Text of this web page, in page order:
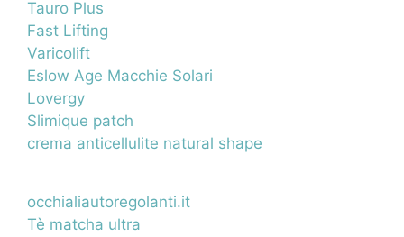
Tauro Plus
Fast Lifting
Varicolift
Eslow Age Macchie Solari
Lovergy
Slimique patch
crema anticellulite natural shape
occhialiautoregolanti.it
Tè matcha ultra